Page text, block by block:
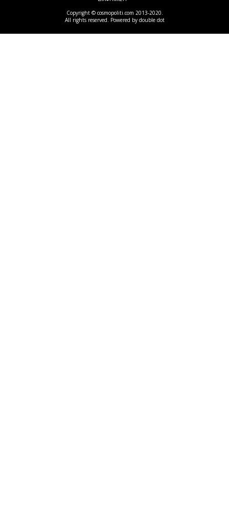
Copyright © cosmopoliti.com 2013-2020.
All rights reserved. Powered by double dot